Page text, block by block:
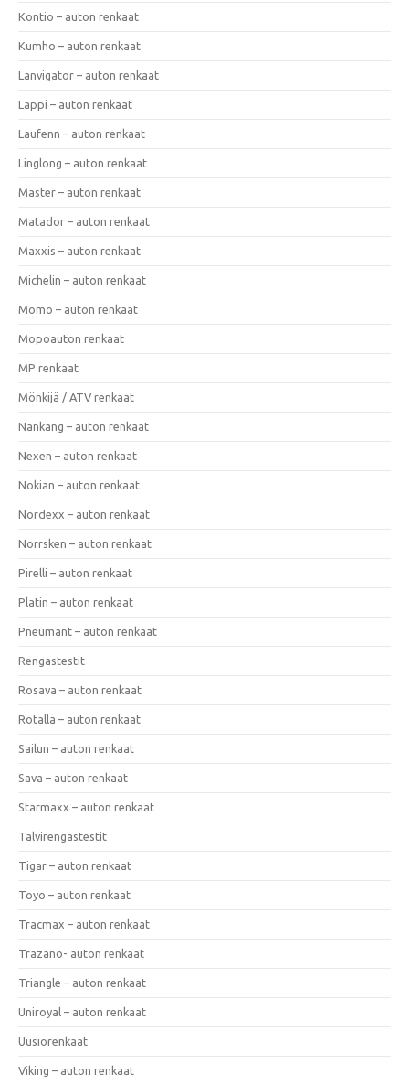
Kontio – auton renkaat
Kumho – auton renkaat
Lanvigator – auton renkaat
Lappi – auton renkaat
Laufenn – auton renkaat
Linglong – auton renkaat
Master – auton renkaat
Matador – auton renkaat
Maxxis – auton renkaat
Michelin – auton renkaat
Momo – auton renkaat
Mopoauton renkaat
MP renkaat
Mönkijä / ATV renkaat
Nankang – auton renkaat
Nexen – auton renkaat
Nokian – auton renkaat
Nordexx – auton renkaat
Norrsken – auton renkaat
Pirelli – auton renkaat
Platin – auton renkaat
Pneumant – auton renkaat
Rengastestit
Rosava – auton renkaat
Rotalla – auton renkaat
Sailun – auton renkaat
Sava – auton renkaat
Starmaxx – auton renkaat
Talvirengastestit
Tigar – auton renkaat
Toyo – auton renkaat
Tracmax – auton renkaat
Trazano- auton renkaat
Triangle – auton renkaat
Uniroyal – auton renkaat
Uusiorenkaat
Viking – auton renkaat